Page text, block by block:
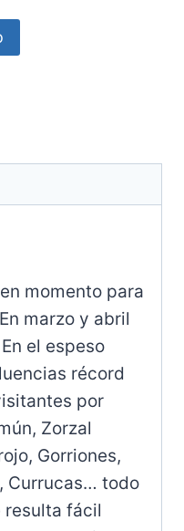
momento para
marzo y abril
el espeso
récord
por
Zorzal
Gorriones,
Currucas… todo
resulta fácil